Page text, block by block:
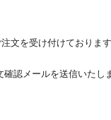
文を受け付けております
認メールを送信いたし